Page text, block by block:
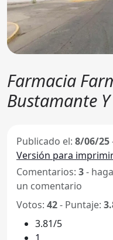
Farmacia
Bustamante
Publicado el: 8/06/25
Versión para
Comentarios: 3- haga
un comentario
Votos: 42- Puntaje:
3.81/5
1